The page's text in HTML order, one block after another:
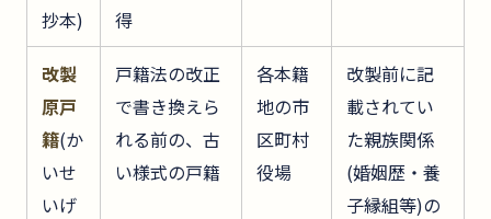
抄本)
得
改製
原戸
籍(か
いせ
いげ
戸籍法の改正
で書き換えら
れる前の、古
い様式の戸籍
各本籍
地の市
区町村
役場
改製前に記
載されてい
た親族関係
(婚姻歴・養
子縁組等)の